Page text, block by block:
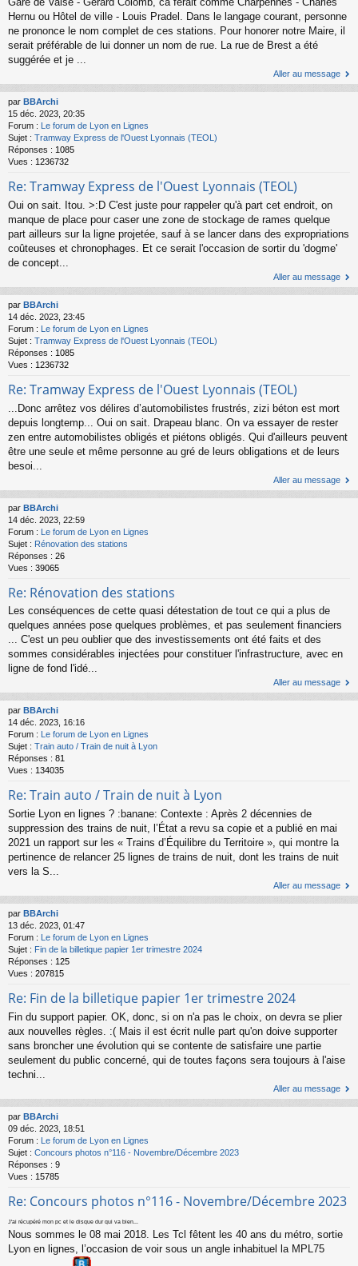
Hernu ou Hôtel de ville - Louis Pradel. Dans le langage courant, personne
ne prononce le nom complet de ces stations. Pour honorer notre Maire, il
serait préférable de lui donner un nom de rue. La rue de Brest a été
suggérée et je ...
Aller au message
par BBArchi
15 déc. 2023, 20:35
Forum : Le forum de Lyon en Lignes
Sujet : Tramway Express de l'Ouest Lyonnais (TEOL)
Réponses : 1085
Vues : 1236732
Re: Tramway Express de l'Ouest Lyonnais (TEOL)
Oui on sait. Itou. >:D C'est juste pour rappeler qu'à part cet endroit, on
manque de place pour caser une zone de stockage de rames quelque
part ailleurs sur la ligne projetée, sauf à se lancer dans des expropriations
coûteuses et chronophages. Et ce serait l'occasion de sortir du 'dogme'
de concept...
Aller au message
par BBArchi
14 déc. 2023, 23:45
Forum : Le forum de Lyon en Lignes
Sujet : Tramway Express de l'Ouest Lyonnais (TEOL)
Réponses : 1085
Vues : 1236732
Re: Tramway Express de l'Ouest Lyonnais (TEOL)
...Donc arrêtez vos délires d’automobilistes frustrés, zizi béton est mort
depuis longtemp... Oui on sait. Drapeau blanc. On va essayer de rester
zen entre automobilistes obligés et piétons obligés. Qui d'ailleurs peuvent
être une seule et même personne au gré de leurs obligations et de leurs
besoi...
Aller au message
par BBArchi
14 déc. 2023, 22:59
Forum : Le forum de Lyon en Lignes
Sujet : Rénovation des stations
Réponses : 26
Vues : 39065
Re: Rénovation des stations
Les conséquences de cette quasi détestation de tout ce qui a plus de
quelques années pose quelques problèmes, et pas seulement financiers
... C'est un peu oublier que des investissements ont été faits et des
sommes considérables injectées pour constituer l'infrastructure, avec en
ligne de fond l'idé...
Aller au message
par BBArchi
14 déc. 2023, 16:16
Forum :
Le forum de Lyon en Lignes
Sujet : Train auto / Train de nuit à Lyon
Réponses : 81
Vues : 134035
Re: Train auto / Train de nuit à Lyon
Sortie Lyon en lignes ? :banane: Contexte : Après 2 décennies de
suppression des trains de nuit, l’État a revu sa copie et a publié en mai
2021 un rapport sur les « Trains d’Équilibre du Territoire », qui montre la
pertinence de relancer 25 lignes de trains de nuit, dont les trains de nuit
vers la S...
Aller au message
par BBArchi
13 déc. 2023, 01:47
Forum : Le forum de Lyon en Lignes
Sujet : Fin de la billetique papier 1er trimestre 2024
Réponses : 125
Vues : 207815
Re: Fin de la billetique papier 1er trimestre 2024
Fin du support papier. OK, donc, si on n'a pas le choix, on devra se plier
aux nouvelles règles. :( Mais il est écrit nulle part qu'on doive supporter
sans broncher une évolution qui se contente de satisfaire une partie
seulement du public concerné, qui de toutes façons sera toujours à l'aise
techni...
Aller au message
par BBArchi
09 déc. 2023, 18:51
Forum : Le forum de Lyon en Lignes
Sujet : Concours photos n°116 - Novembre/Décembre 2023
Réponses : 9
Vues : 15785
Re: Concours photos n°116 - Novembre/Décembre 2023
J'ai récupéré mon pc et le disque dur qui va bien...
Nous sommes le 08 mai 2018. Les Tcl fêtent les 40 ans du métro, sortie
Lyon en lignes, l’occasion de voir sous un angle inhabituel la MPL75